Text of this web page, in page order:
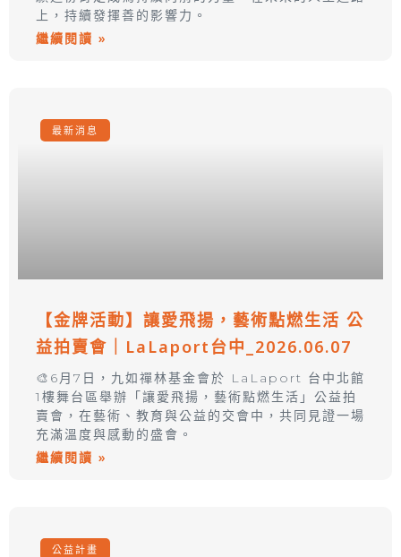
上，持續發揮善的影響力。
繼續閱讀 »
最新消息
【金牌活動】讓愛飛揚，藝術點燃生活 公
益拍賣會｜LaLaport台中_2026.06.07
🎨6月7日，九如禪林基金會於 LaLaport 台中北館
1樓舞台區舉辦「讓愛飛揚，藝術點燃生活」公益拍
賣會，在藝術、教育與公益的交會中，共同見證一場
充滿溫度與感動的盛會。
繼續閱讀 »
公益計畫